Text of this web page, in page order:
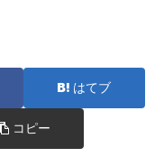
はてブ
コピー